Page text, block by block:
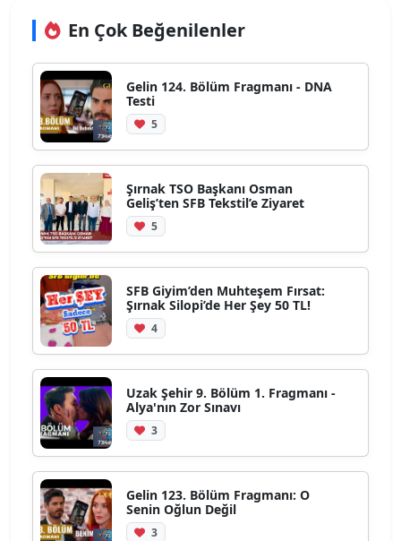
En Çok Beğenilenler
Gelin 124. Bölüm Fragmanı - DNA
Testi
5
Şırnak TSO Başkanı Osman
Geliş’ten SFB Tekstil’e Ziyaret
5
SFB Giyim’den Muhteşem Fırsat:
Şırnak Silopi’de Her Şey 50 TL!
4
Uzak Şehir 9. Bölüm 1. Fragmanı -
Alya'nın Zor Sınavı
3
Gelin 123. Bölüm Fragmanı: O
Senin Oğlun Değil
3